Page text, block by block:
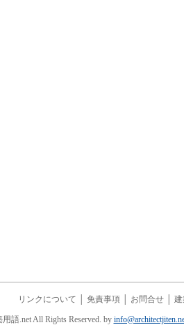
リンクについて 免責事項 お問合せ 建
語.net All Rights Reserved. by